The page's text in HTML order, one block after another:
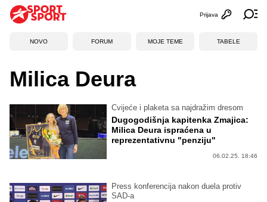
Otvori
Prijava
NOVO FORUM MOJE TEME TABELE
Milica Deura
Cvijeće i plaketa sa najdražim dresom
Dugogodišnja kapitenka Zmajica:
Milica Deura ispraćena u
reprezentativnu "penziju"
06.02.25. 18:46
Press konferencija nakon duela protiv
SAD-a